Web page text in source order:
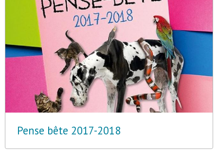
Pense bête 2017-2018